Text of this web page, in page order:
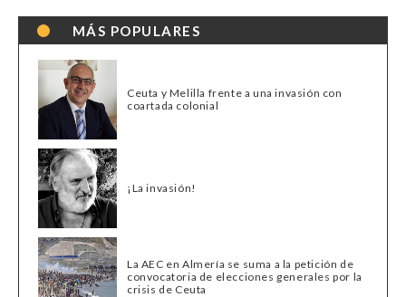
MÁS POPULARES
Ceuta y Melilla frente a una invasión con
coartada colonial
¡La invasión!
La AEC en Almería se suma a la petición de
convocatoria de elecciones generales por la
crisis de Ceuta